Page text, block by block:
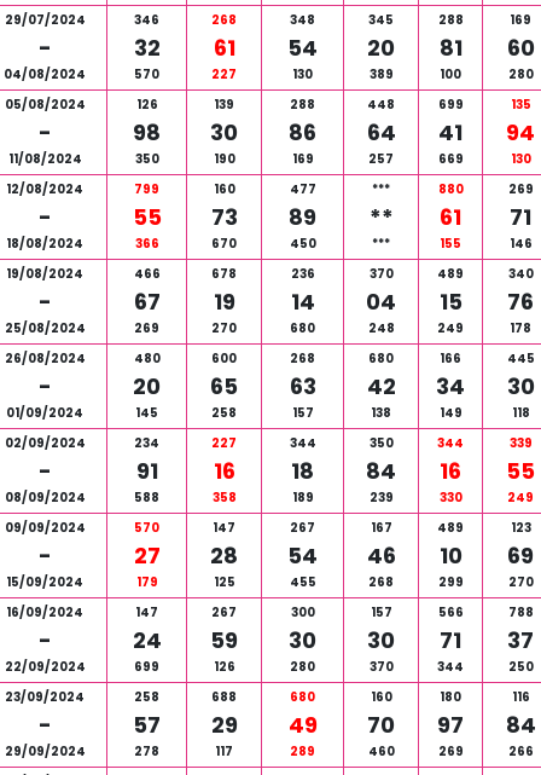
29/07/2024
-
04/08/2024
346
32
570
268
61
227
348
54
130
345
20
389
288
81
100
169
60
280
05/08/2024
-
11/08/2024
126
98
350
139
30
190
288
86
169
448
64
257
699
41
669
135
94
130
12/08/2024
-
18/08/2024
799
55
366
160
73
670
477
89
450
***
**
***
880
61
155
269
71
146
19/08/2024
-
25/08/2024
466
67
269
678
19
270
236
14
680
370
04
248
489
15
249
340
76
178
26/08/2024
-
01/09/2024
480
20
145
600
65
258
268
63
157
680
42
138
166
34
149
445
30
118
02/09/2024
-
08/09/2024
234
91
588
227
16
358
344
18
189
350
84
239
344
16
330
339
55
249
09/09/2024
-
15/09/2024
570
27
179
147
28
125
267
54
455
167
46
268
489
10
299
123
69
270
16/09/2024
-
22/09/2024
147
24
699
267
59
126
300
30
280
157
30
370
566
71
344
788
37
250
23/09/2024
-
29/09/2024
258
57
278
688
29
117
680
49
289
160
70
460
180
97
269
116
84
266